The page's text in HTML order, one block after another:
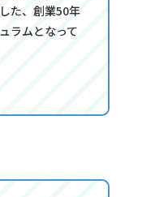
た、創業50年
ラムとなって